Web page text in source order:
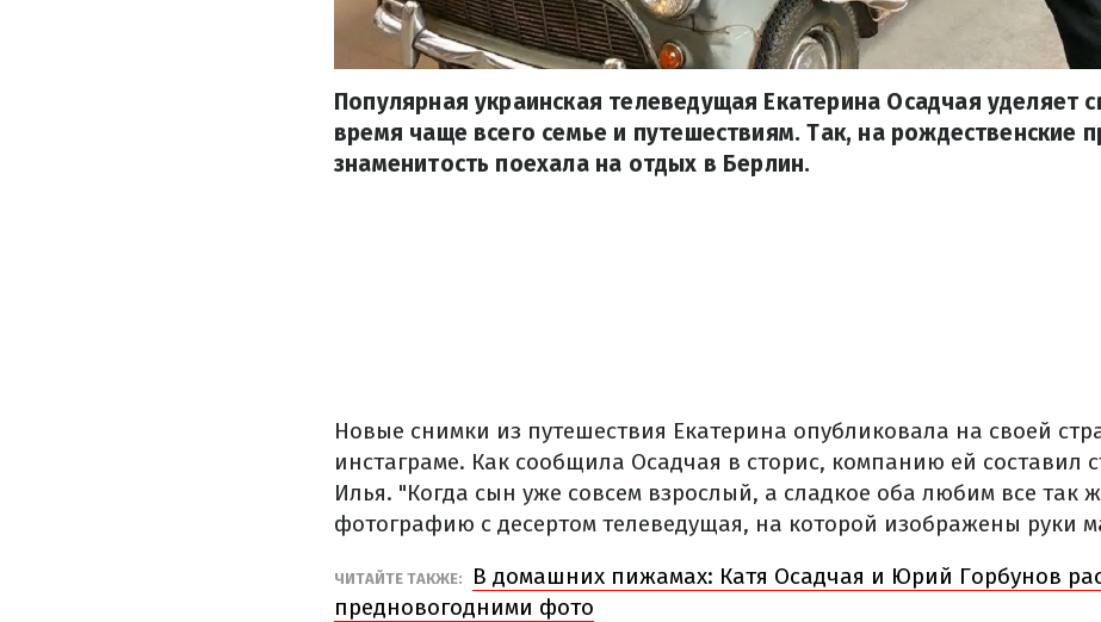
Популярная украинская телеведущая Екатерина Осадчая уделяет
время чаще всего семье и путешествиям. Так, на рождественские
знаменитость поехала на отдых в Берлин.
Новые снимки из путешествия Екатерина опубликовала на своей
инстаграме. Как сообщила Осадчая в сторис, компанию ей составил
Илья. "Когда сын уже совсем взрослый, а сладкое оба любим все так
фотографию с десертом телеведущая, на которой изображены руки
ЧИТАЙТЕ ТАКЖЕ:
В домашних пижамах: Катя Осадчая и Юрий Горбунов
предновогодними фото